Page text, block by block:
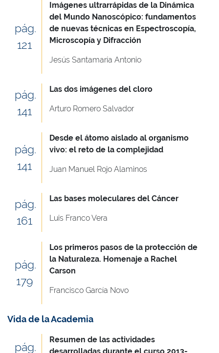
pág.
121
Imágenes ultrarrápidas de la Dinámica
del Mundo Nanoscópico: fundamentos
de nuevas técnicas en Espectroscopía,
Microscopía y Difracción
Jesús Santamaría Antonio
pág.
141
Las dos imágenes del cloro
Arturo Romero Salvador
pág.
141
Desde el átomo aislado al organismo
vivo: el reto de la complejidad
Juan Manuel Rojo Alaminos
pág.
161
Las bases moleculares del Cáncer
Luis Franco Vera
pág.
179
Los primeros pasos de la protección de
la Naturaleza. Homenaje a Rachel
Carson
Francisco García Novo
Vida de la Academia
pág.
Resumen de las actividades